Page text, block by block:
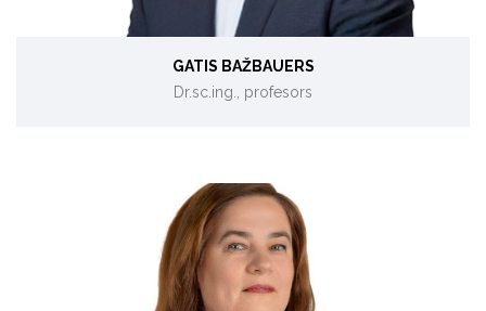
GATIS BAŽBAUERS
Dr.sc.ing., profesors